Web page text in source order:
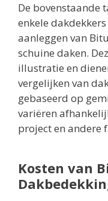
De bovenstaande
enkele
aanleggen van
schuine daken.
illustratie en
vergelijken van
gebaseerd op
variëren
project en andere
Kosten van